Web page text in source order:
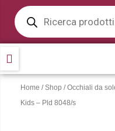
contenuto
Products
search
Home /Shop /Occhiali da
Kids – Pld 8048/s